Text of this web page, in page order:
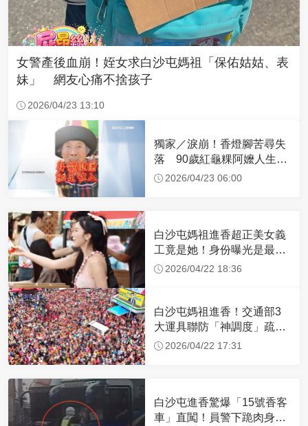
女警產後血崩！姪女求白沙屯媽祖「保佑姑姑、表
妹」 網友心痛不捨孩子
2026/04/23 13:10
獨家／淚崩！香燈腳苦尋失
落 90歲紅龜粿阿嬤人生謝
幕2026/04/23 06:00
白沙屯媽祖進香超正美女義
工竟是她！身份曝光是最美
禮生 一輩子不結婚
2026/04/22 18:36
白沙屯媽祖進香！交通部3
大運具聯防「神調度」疏運
32.1萬創新高
2026/04/22 17:31
白沙屯進香驚爆「15號香客
車」直闖！員警下跪肉身擋